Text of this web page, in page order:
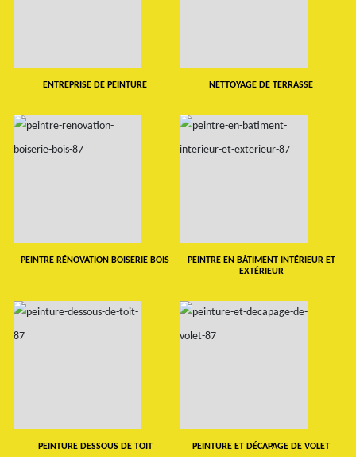
ENTREPRISE DE PEINTURE NETTOYAGE DE TERRASSE
PEINTRE RÉNOVATION BOISERIE BOIS
PEINTRE EN BÂTIMENT INTÉRIEUR ET
EXTÉRIEUR
PEINTURE DESSOUS DE TOIT PEINTURE ET DÉCAPAGE DE VOLET